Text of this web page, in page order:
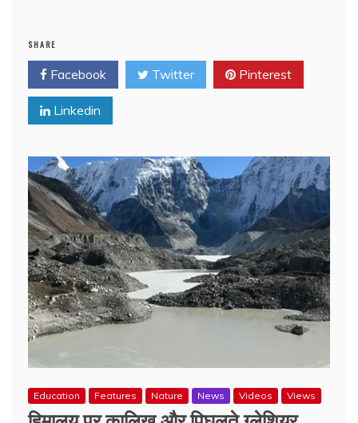
SHARE
Facebook Twitter Pinterest
Linkedin
Education Features Nature News Videos Views